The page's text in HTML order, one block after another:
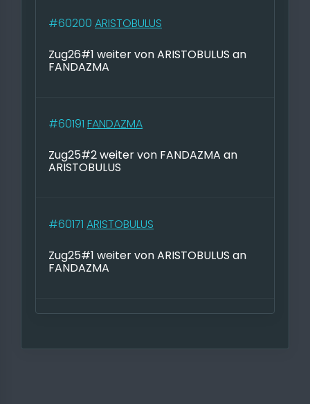
#60200 ARISTOBULUS
Zug26#1 weiter von ARISTOBULUS an
FANDAZMA
#60191 FANDAZMA
Zug25#2 weiter von FANDAZMA an
ARISTOBULUS
#60171 ARISTOBULUS
Zug25#1 weiter von ARISTOBULUS an
FANDAZMA